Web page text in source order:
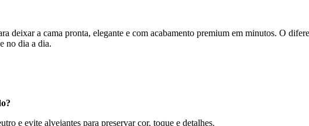
deixar a cama pronta, elegante e com acabamento premium em minutos. O
no dia a dia.
e evite alvejantes para preservar cor, toque e detalhes.